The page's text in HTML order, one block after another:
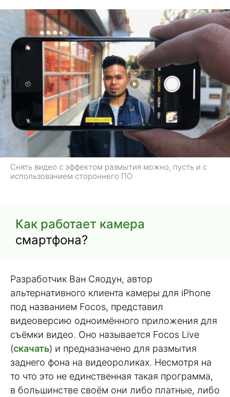
Снять видео с эффектом размытия можно, пусть и с
использованием стороннего ПО
Как работает камера
смартфона?
Разработчик Ван Сяодун, автор
альтернативного клиента камеры для iPhone
под названием Focos, представил
видеоверсию одноимённого приложения для
съёмки видео. Оно называется Focos Live
(скачать) и предназначено для размытия
заднего фона на видеороликах. Несмотря на
то что это не единственная такая программа,
в большинстве своём они либо платные, либо